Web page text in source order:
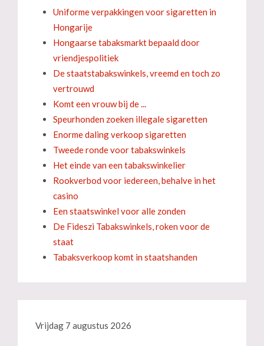
Uniforme verpakkingen voor sigaretten in
Hongarije
Hongaarse tabaksmarkt bepaald door
vriendjespolitiek
De staatstabakswinkels, vreemd en toch zo
vertrouwd
Komt een vrouw bij de ...
Speurhonden zoeken illegale sigaretten
Enorme daling verkoop sigaretten
Tweede ronde voor tabakswinkels
Het einde van een tabakswinkelier
Rookverbod voor iedereen, behalve in het
casino
Een staatswinkel voor alle zonden
De Fideszi Tabakswinkels, roken voor de
staat
Tabaksverkoop komt in staatshanden
Vrijdag 7 augustus 2026